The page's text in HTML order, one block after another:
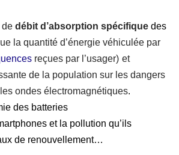
de débit d’absorption spécifique des
e la quantité d’énergie véhiculée par
reçues par l’usager) et
de la population sur les dangers
ondes électromagnétiques.
des batteries
et la pollution qu’ils
de renouvellement…